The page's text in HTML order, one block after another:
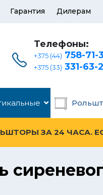
Гарантия Дилерам
Телефоны:
+375 (44) 758-71-
+375 (33) 331-63-
ЗА 24 ЧАСА.